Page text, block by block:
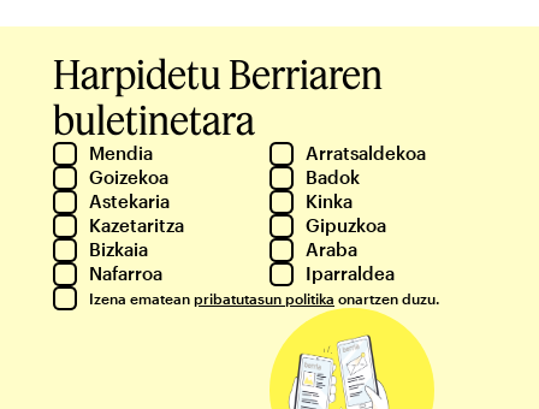
Harpidetu Berriaren
buletinetara
Mendia
Arratsaldekoa
Goizekoa
Badok
Astekaria
Kinka
Kazetaritza
Gipuzkoa
Bizkaia
Araba
Nafarroa
Iparraldea
Izena ematean pribatutasun politika onartzen duzu.